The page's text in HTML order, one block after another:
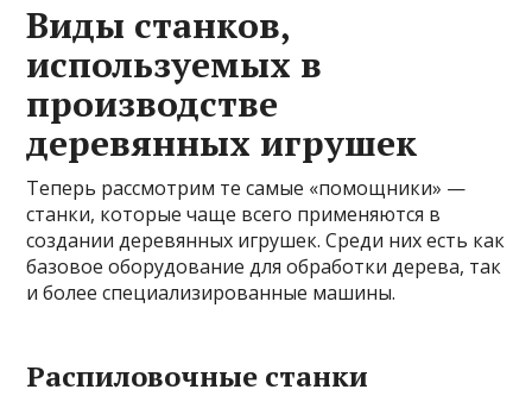
Виды станков,
используемых в
производстве
деревянных игрушек
Теперь рассмотрим те самые «помощники» —
станки, которые чаще всего применяются в
создании деревянных игрушек. Среди них есть как
базовое оборудование для обработки дерева, так
и более специализированные машины.
Распиловочные станки